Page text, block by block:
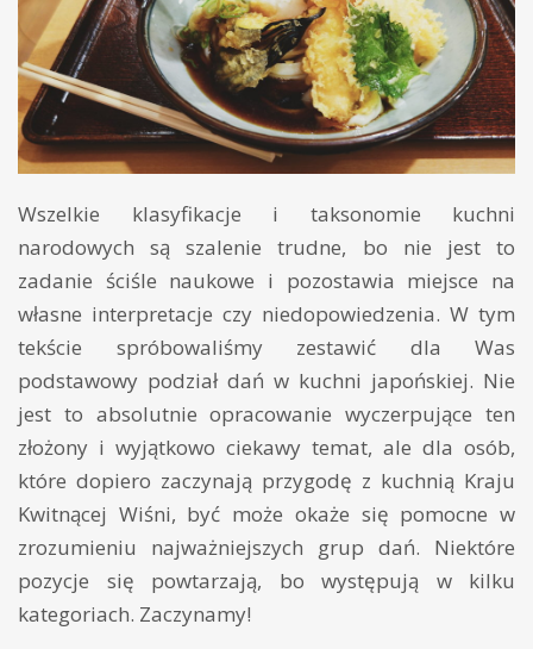
Wszelkie klasyfikacje i taksonomie kuchni
narodowych są szalenie trudne, bo nie jest to
zadanie ściśle naukowe i pozostawia miejsce na
własne interpretacje czy niedopowiedzenia. W tym
tekście spróbowaliśmy zestawić dla Was
podstawowy podział dań w kuchni japońskiej. Nie
jest to absolutnie opracowanie wyczerpujące ten
złożony i wyjątkowo ciekawy temat, ale dla osób,
które dopiero zaczynają przygodę z kuchnią Kraju
Kwitnącej Wiśni, być może okaże się pomocne w
zrozumieniu najważniejszych grup dań. Niektóre
pozycje się powtarzają, bo występują w kilku
kategoriach. Zaczynamy!